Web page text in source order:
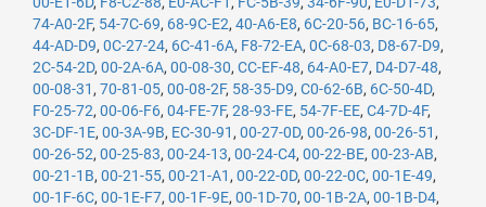
74-A0-2F, 54-7C-69, 68-9C-E2, 40-A6-E8, 6C-20-56, BC-16-65,
44-AD-D9, 0C-27-24, 6C-41-6A, F8-72-EA, 0C-68-03, D8-67-D9,
2C-54-2D, 00-2A-6A, 00-08-30, CC-EF-48, 64-A0-E7, D4-D7-48,
00-08-31 , 70-81-05, 00-08-2F, 58-35-D9, C0-62-6B, 6C-50-4D,
F0-25-72, 00-06-F6, 04-FE-7F, 28-93-FE, 54-7F-EE, C4-7D-4F,
3C-DF-1E, 00-3A-9B, EC-30-91 , 00-27-0D, 00-26-98, 00-26-51 ,
00-26-52, 00-25-83, 00-24-13, 00-24-C4, 00-22-BE, 00-23-AB,
00-21-1B, 00-21-55, 00-21-A1 , 00-22-0D, 00-22-0C, 00-1E-49,
00-1F-6C, 00-1E-F7, 00-1F-9E, 00-1D-70, 00-1B-2A, 00-1B-D4,